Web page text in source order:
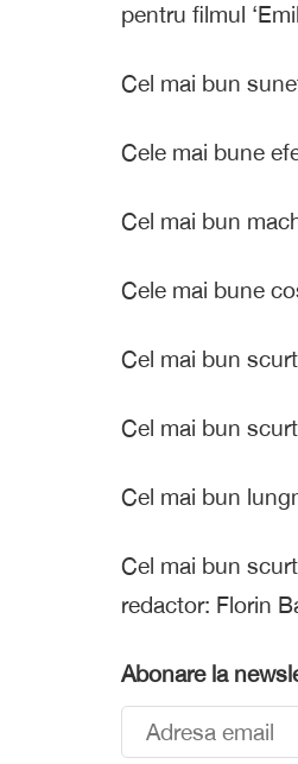
pentru filmul
Cel mai bun
Cele mai bune
Cel mai bun
Cele mai bune
Cel mai bun
Cel mai bun
Cel mai bun
Cel mai bun
redactor: Florin
Abonare la